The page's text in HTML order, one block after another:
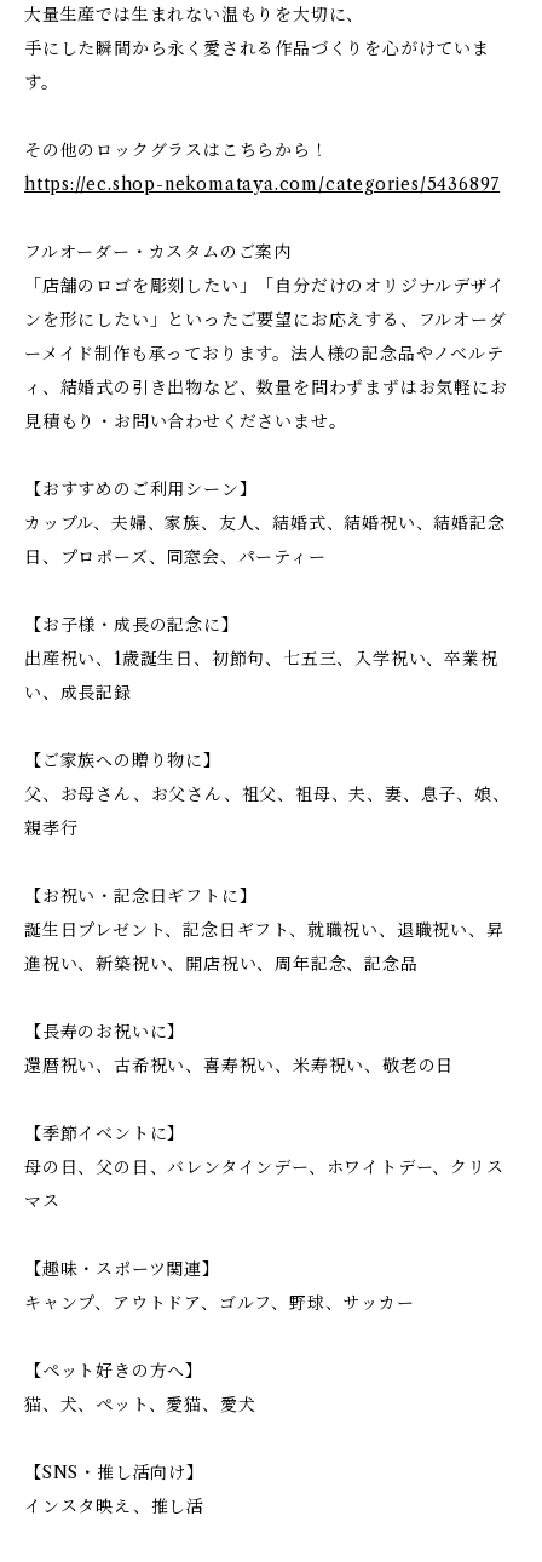
大量生産では生まれない温もりを大切に、
手にした瞬間から永く愛される作品づくりを心がけていま
す。
その他のロックグラスはこちらから！
https://ec.shop-nekomataya.com/categories/5436897
フルオーダー・カスタムのご案内
「店舗のロゴを彫刻したい」「自分だけのオリジナルデザイ
ンを形にしたい」といったご要望にお応えする、フルオーダ
ーメイド制作も承っております。法人様の記念品やノベルテ
ィ、結婚式の引き出物など、数量を問わずまずはお気軽にお
見積もり・お問い合わせくださいませ。
【おすすめのご利用シーン】
カップル、夫婦、家族、友人、結婚式、結婚祝い、結婚記念
日、プロポーズ、同窓会、パーティー
【お子様・成長の記念に】
出産祝い、1歳誕生日、初節句、七五三、入学祝い、卒業祝
い、成長記録
【ご家族への贈り物に】
父、お母さん、お父さん、祖父、祖母、夫、妻、息子、娘、
親孝行
【お祝い・記念日ギフトに】
誕生日プレゼント、記念日ギフト、就職祝い、退職祝い、昇
進祝い、新築祝い、開店祝い、周年記念、記念品
【長寿のお祝いに】
還暦祝い、古希祝い、喜寿祝い、米寿祝い、敬老の日
【季節イベントに】
母の日、父の日、バレンタインデー、ホワイトデー、クリス
マス
【趣味・スポーツ関連】
キャンプ、アウトドア、ゴルフ、野球、サッカー
【ペット好きの方へ】
猫、犬、ペット、愛猫、愛犬
【SNS・推し活向け】
インスタ映え、推し活